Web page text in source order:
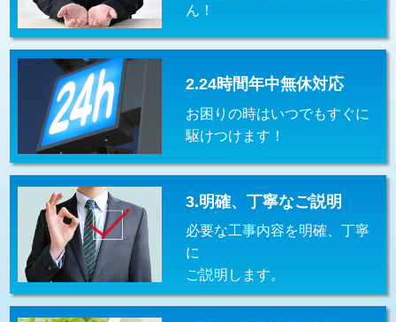
交換・取付(単水栓（壁付・デッキ
式）)
交換・取付(混合水栓（壁付・デッキ
式・ワンホール）)
交換・取付(排水栓・排水トラップ
（P/S/ポップアップ））
22,000円+材料費
交換・取付（その他部品） 11,000円+材料費
持込商品取付（単水栓） 13,200円
持込商品取付（混合水栓） 16,500円
持込商品取付（浄水器・分岐水栓） 16,500円
ん！
2.24時間年中無休対応
お困りの時はいつでもすぐに
駆けつけます！
3.明確、丁寧なご説明
必要な工事内容を明確、丁寧
に
ご説明します。